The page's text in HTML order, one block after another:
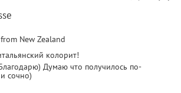
New Zealand
колорит!
Думаю что получилось по-
сочно)